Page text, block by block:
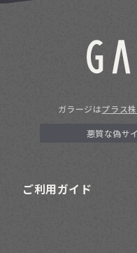
ガラージはプラス
悪質な偽サ
ご利用ガイド